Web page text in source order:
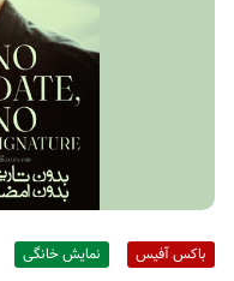
ر
ن
باکس آفیس نمایش خانگی